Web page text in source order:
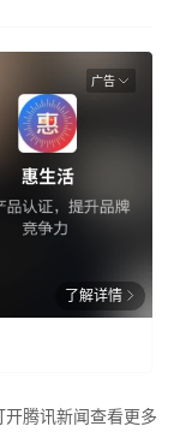
广告
了解详情
开腾讯新闻查看更多